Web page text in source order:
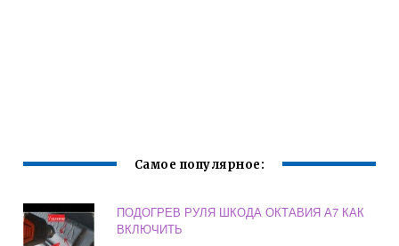
Самое популярное:
ПОДОГРЕВ РУЛЯ ШКОДА ОКТАВИЯ А7 КАК
ВКЛЮЧИТЬ